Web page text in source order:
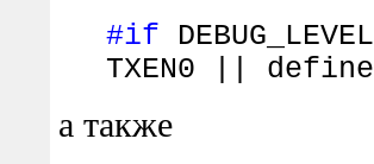
#if
TXEN0 ||
а также